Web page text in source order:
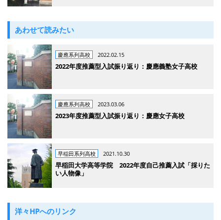
あわせて読みたい
慶應系列高校 2022.02.15
2022年度推薦型入試振り返り：慶應義塾女子高校
慶應系列高校 2023.03.06
2023年度推薦型入試振り返り：慶應女子高校
早稲田系列高校 2021.10.30
早稲田大学高等学院 2022年度自己推薦入試「採りた
い人物像」
洋々HPへのリンク